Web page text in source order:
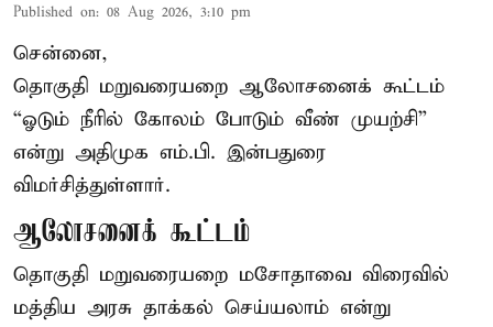
Published on: 08 Aug 2026, 3:10 pm
சென்னை,
தொகுதி மறுவரையறை ஆலோசனைக் கூட்டம்
“ஓடும் நீரில் கோலம் போடும் வீண் முயற்சி”
என்று அதிமுக எம்.பி. இன்பதுரை
விமர்சித்துள்ளார்.
ஆலோசனைக் கூட்டம்
தொகுதி மறுவரையறை மசோதாவை விரைவில்
மத்திய அரசு தாக்கல் செய்யலாம் என்று